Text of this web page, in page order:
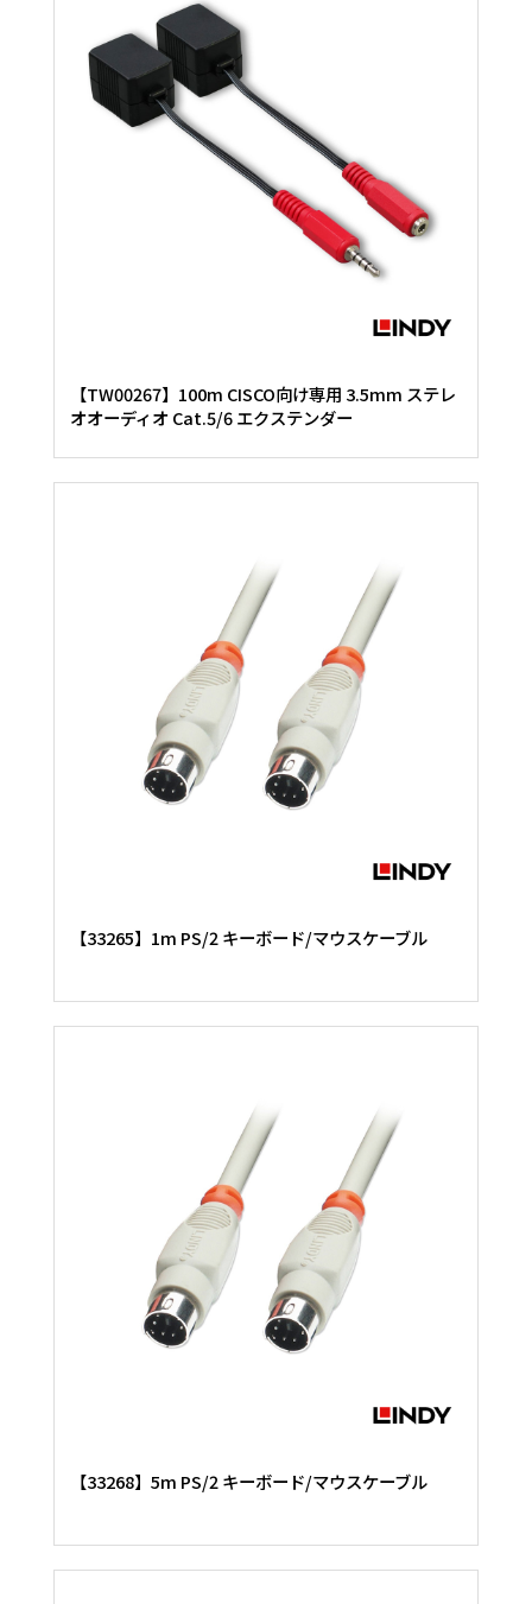
【TW00267】100m CISCO向け専用 3.5mm ステレ
オオーディオ Cat.5/6 エクステンダー
【33265】1m PS/2 キーボード/マウスケーブル
【33268】5m PS/2 キーボード/マウスケーブル